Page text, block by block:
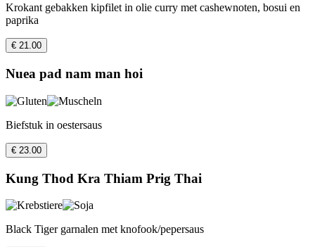
Krokant gebakken kipfilet in olie curry met cashewnoten, bosui en
paprika
€ 21.00
Nuea pad nam man hoi
Biefstuk in oestersaus
€ 23.00
Kung Thod Kra Thiam Prig Thai
Black Tiger garnalen met knofook/pepersaus